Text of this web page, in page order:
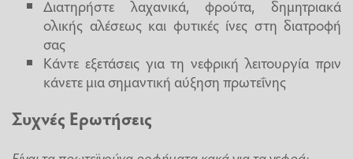
Διατηρήστε λαχανικά, φρούτα, δημητριακά
ολικής αλέσεως και φυτικές ίνες στη διατροφή
σας
Κάντε εξετάσεις για τη νεφρική λειτουργία πριν
κάνετε μια σημαντική αύξηση πρωτεΐνης
Συχνές Ερωτήσεις